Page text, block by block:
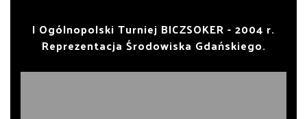
I Ogólnopolski Turniej BICZSOKER - 2004 r.
Reprezentacja Środowiska Gdańskiego.